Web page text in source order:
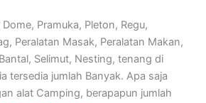
Pramuka, Pleton, Regu,
Peralatan Masak, Peralatan Makan,
Selimut, Nesting, tenang di
tersedia jumlah Banyak. Apa saja
alat Camping, berapapun jumlah